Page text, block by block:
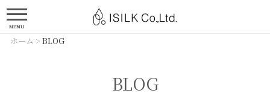
MENU
ホーム > BLOG
BLOG